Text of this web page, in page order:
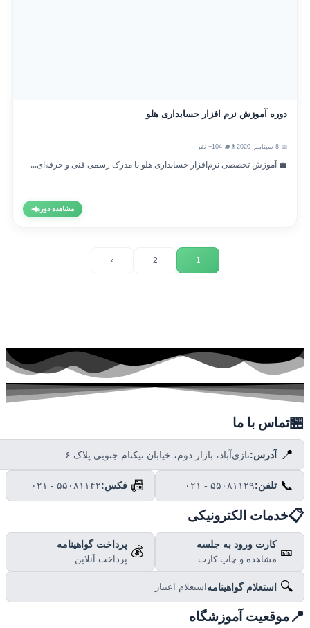
دوره آموزش نرم افزار حسابداری هلو
👨‍🎓 104+ نفر
💼 آموزش تخصصی نرم‌افزار حسابداری هلو با مدرک رسمی فنی و حرفه‌ای...
مشاهده دوره◀
تماس با ما
📍 آدرس:نازی‌آباد، بازار دوم، خیابان نیکنام جنوبی پلاک ۶
📞 تلفن:۰۲۱ - ۵۵۰۸۱۱۲۹ 📠 فکس:۰۲۱ - ۵۵۰۸۱۱۴۲
خدمات الکترونیکی
🎫 کارت ورود به جلسه
مشاهده و چاپ کارت
💰 پرداخت گواهینامه
پرداخت آنلاین
🔍 استعلام گواهینامهاستعلام اعتبار
موقعیت آموزشگاه